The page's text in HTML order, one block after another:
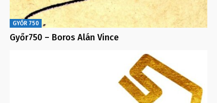
GYŐR 750
Győr750 – Boros Alán Vince